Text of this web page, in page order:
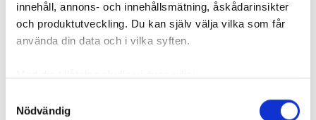
innehåll, annons- och innehållsmätning, åskådarinsikter
och produktutveckling. Du kan själv välja vilka som får
använda din data och i vilka syften.
som kan ha en noggrannhet på upp till flera meter
Nödvändig
hem, samt energipriset – där ligger ju grunden till
hur vi vill förändra marknaden med våra produkter,
Han menar att Qvantum som nystartat bolag inte
värmepumpar.